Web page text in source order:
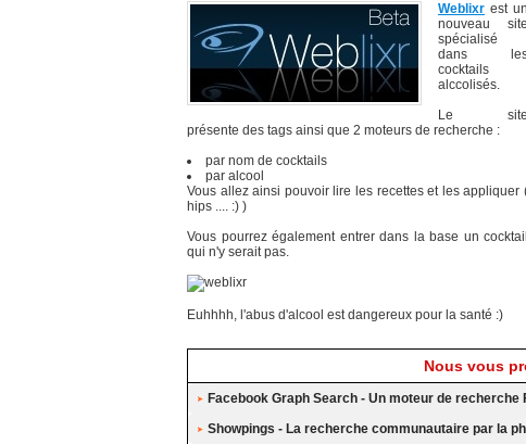
Weblixr est un
nouveau site
spécialisé
dans
cocktails
alccolisés.
Le site
présente des tags ainsi que 2 moteurs de recherche :
par nom de cocktails
par alcool
Vous allez ainsi pouvoir lire les recettes et les appliquer
hips .... :) )
Vous pourrez également entrer dans la base un cocktail
qui n'y serait pas.
Euhhhh, l'abus d'alcool est dangereux pour la santé :)
Nous vous
Facebook Graph Search - Un moteur de
Showpings - La recherche communautaire par la